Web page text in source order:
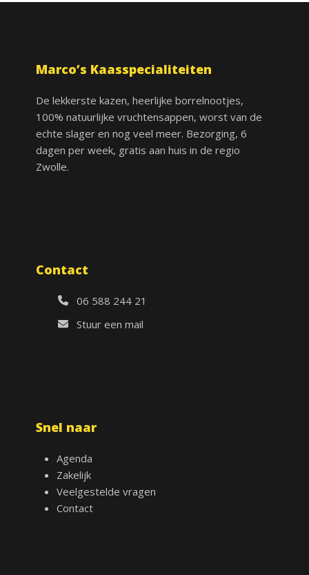
Marco’s Kaasspecialiteiten
De lekkerste kazen, heerlijke borrelnootjes,
100% natuurlijke vruchtensappen, worst van de
echte slager en nog veel meer. Bezorging, 6
dagen per week, gratis aan huis in de regio
Zwolle.
Contact
06 588 244 21
Stuur een mail
Snel naar
Agenda
Zakelijk
Veelgestelde vragen
Contact